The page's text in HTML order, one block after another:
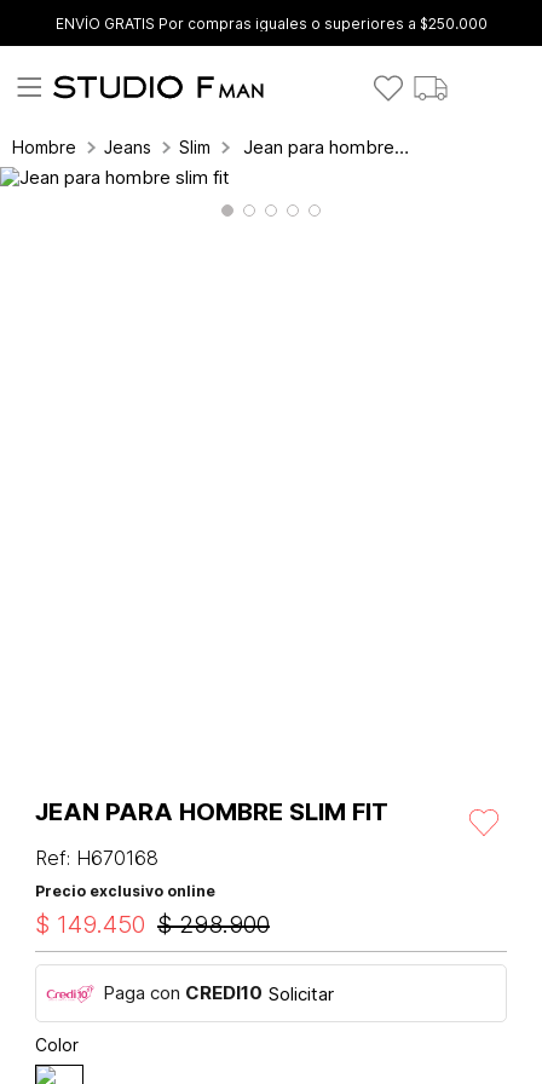
ENVÍO GRATIS Por compras iguales o superiores a $250.000
Hombre Jeans Slim Jean para hombre slim fit
JEAN PARA HOMBRE SLIM FIT
Ref: H670168
Precio exclusivo online
$ 298.900
$ 149.450
Paga con CREDI10 Solicitar
Color